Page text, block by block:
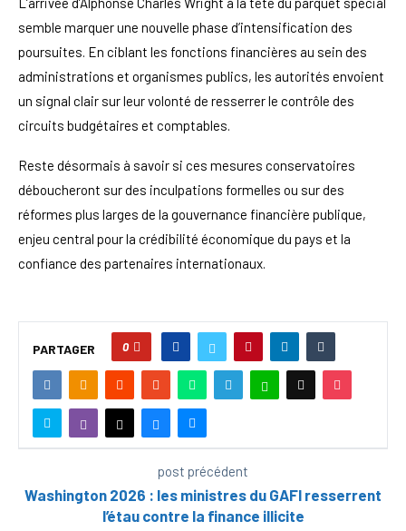
semble marquer une nouvelle phase d’intensification des
poursuites. En ciblant les fonctions financières au sein des
administrations et organismes publics, les autorités envoient
un signal clair sur leur volonté de resserrer le contrôle des
circuits budgétaires et comptables.
Reste désormais à savoir si ces mesures conservatoires
déboucheront sur des inculpations formelles ou sur des
réformes plus larges de la gouvernance financière publique,
enjeu central pour la crédibilité économique du pays et la
confiance des partenaires internationaux.
PARTAGER 0
post précédent
Washington 2026 : les ministres du GAFI resserrent
l’étau contre la finance illicite